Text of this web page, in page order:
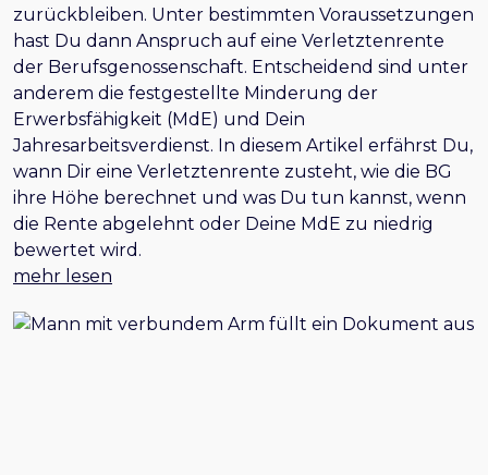
zurückbleiben. Unter bestimmten Voraussetzungen
hast Du dann Anspruch auf eine Verletztenrente
der Berufsgenossenschaft. Entscheidend sind unter
anderem die festgestellte Minderung der
Erwerbsfähigkeit (MdE) und Dein
Jahresarbeitsverdienst. In diesem Artikel erfährst Du,
wann Dir eine Verletztenrente zusteht, wie die BG
ihre Höhe berechnet und was Du tun kannst, wenn
die Rente abgelehnt oder Deine MdE zu niedrig
bewertet wird.
mehr lesen